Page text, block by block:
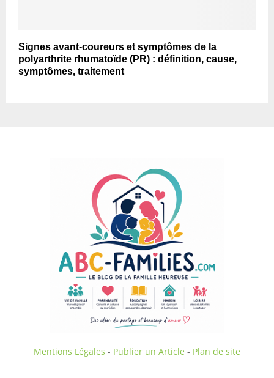
Signes avant-coureurs et symptômes de la
polyarthrite rhumatoïde (PR) : définition, cause,
symptômes, traitement
Mentions Légales - Publier un Article - Plan de site